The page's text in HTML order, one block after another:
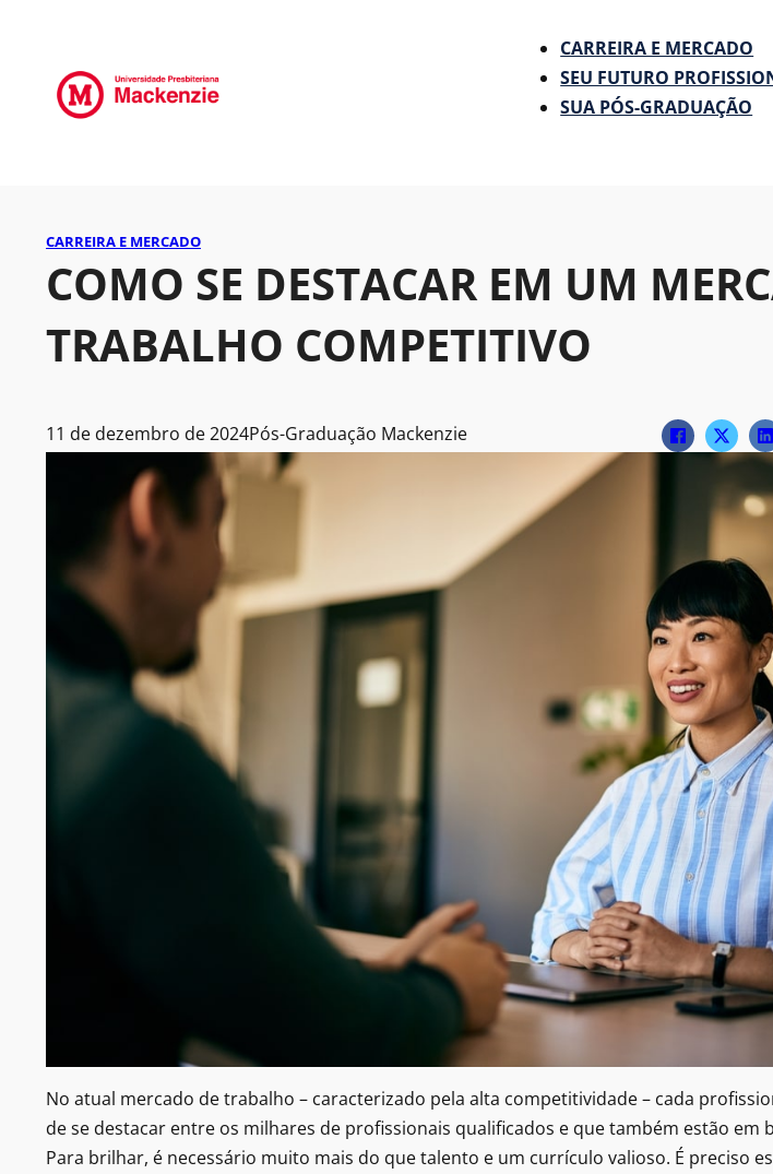
CARREIRA E MERCADO
SEU FUTURO
SUA PÓS-GRADUAÇÃO
CARREIRA E MERCADO
COMO SE DESTACAR EM UM
TRABALHO COMPETITIVO
11 de dezembro de 2024Pós-Graduação Mackenzie
No atual mercado de trabalho – caracterizado pela alta competitividade – cada
de se destacar entre os milhares de profissionais qualificados e que também estão em
Para brilhar, é necessário muito mais do que talento e um currículo valioso. É preciso